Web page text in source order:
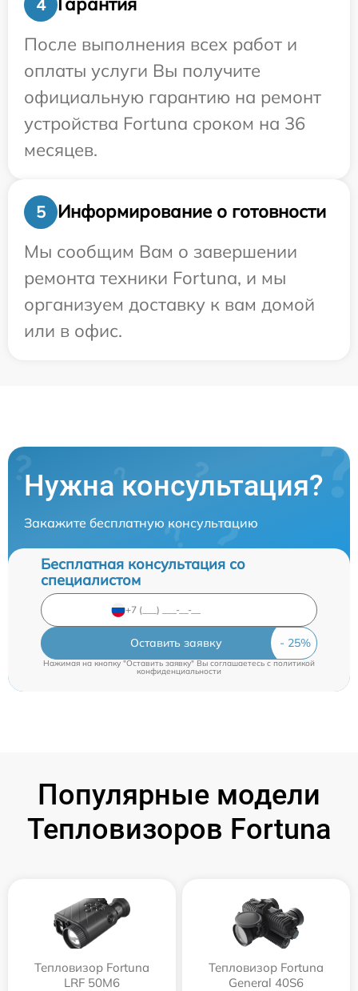
4
После выполнения всех работ и
оплаты услуги Вы получите
официальную гарантию на ремонт
устройства Fortuna сроком на 36
месяцев.
5
Информирование о готовности
Мы сообщим Вам о завершении
ремонта техники Fortuna, и мы
организуем доставку к вам домой
или в офис.
Нужна консультация?
Закажите бесплатную консультацию
Бесплатная консультация со
специалистом
Оставить заявку
Нажимая на кнопку "Оставить заявку" Вы соглашаетесь cполитикой
конфиденциальности
Популярные модели
Тепловизоров Fortuna
Тепловизор Fortuna
LRF 50M6
Тепловизор Fortuna
General 40S6